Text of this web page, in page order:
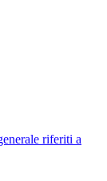
riferiti a